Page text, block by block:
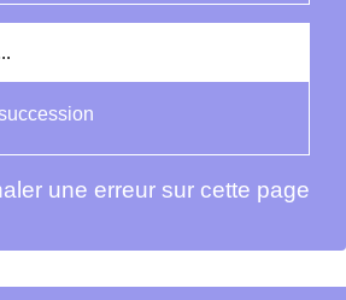
une erreur sur cette page